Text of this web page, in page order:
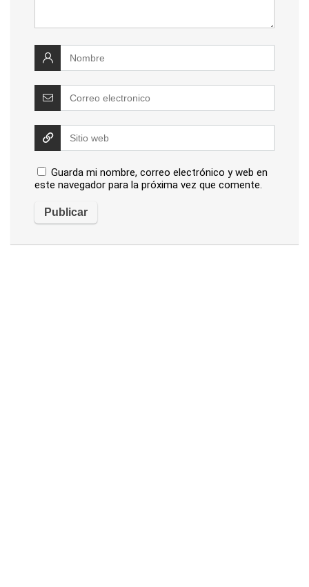
Guarda mi nombre, correo electrónico y web en
este navegador para la próxima vez que comente.